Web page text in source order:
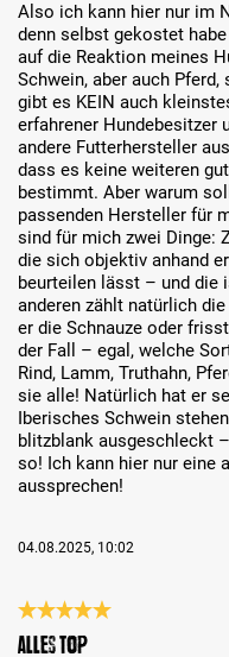
Also ich kann hier nur im
denn selbst gekostet
auf die Reaktion meines
Schwein, aber auch
gibt es KEIN auch
erfahrener Hundebesitzer
andere Futterhersteller
dass es keine weiteren
bestimmt. Aber warum
passenden Hersteller für
sind für mich zwei Dinge:
die sich objektiv anhand
beurteilen lässt – und die
anderen zählt natürlich
er die Schnauze oder
der Fall – egal, welche
Rind, Lamm, Truthahn,
sie alle! Natürlich hat er
Iberisches Schwein
blitzblank ausgeschleckt
so! Ich kann hier nur eine
aussprechen!
04.08.2025, 10:02
Bewertung mit 5 von 5
Alles Top